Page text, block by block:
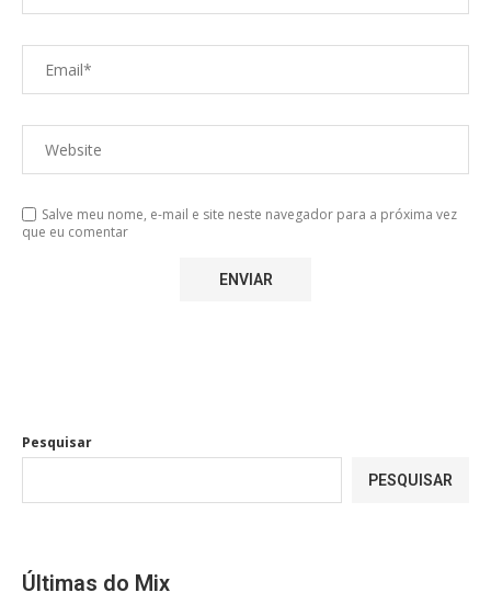
Salve meu nome, e-mail e site neste navegador para a próxima vez
que eu comentar
Pesquisar
PESQUISAR
Últimas do Mix